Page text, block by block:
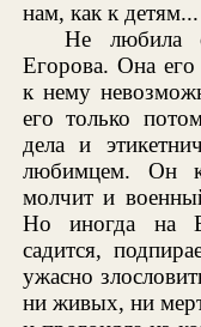
нам, как к детям...
Не любила
Егорова. Она его
к нему
его только
дела и
любимцем. Он
молчит и
Но иногда на
садится,
ужасно
ни живых, ни